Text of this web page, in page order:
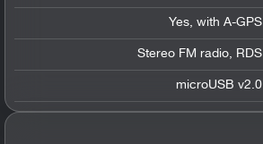
Yes, with A-GPS
Stereo FM radio, RDS
microUSB v2.0